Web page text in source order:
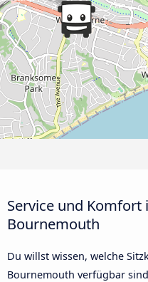
Service und
Bournemouth
Du willst wissen, welche
Bournemouth verfügbar